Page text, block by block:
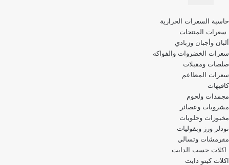
قائمة
التنقل
حاسبة السعرات الحرارية
سعرات المنتجات
ألبان وأجبان وزبادي
سعرات الخضروات والفواكه
صلصات ومقبلات
سعرات المطاعم
كافيهات
مجمدات ولحوم
مشروبات وعصائر
مخبوزات وحلويات
نودلز ورز وبقوليات
مقرمشات وتسالي
اكلات حسب الدايت
اكلات كيتو دايت